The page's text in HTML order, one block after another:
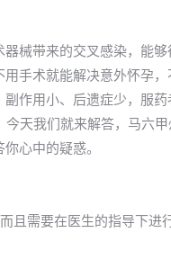
械带来的交叉感染，能
手术就能解决意外怀孕
作用小、后遗症少，服
天我们就来解答，马六
心中的疑惑。
且需要在医生的指导下进